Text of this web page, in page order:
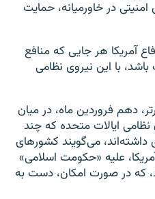
امنیتی در خاورمیانه، حمایت
آمریکا هر جایی که منافع
با این نیروی نظامی
دهم فروردین ماه، در میان
ایالات متحده که چند
می‌گویند کشورهای
علیه «حکومت اسلامی»
که در صورت امکان، دست به